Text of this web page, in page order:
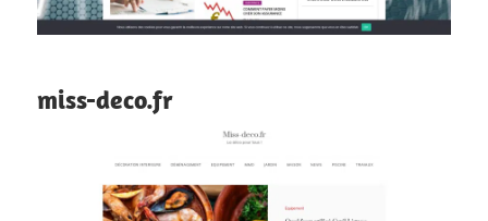
miss-deco.fr